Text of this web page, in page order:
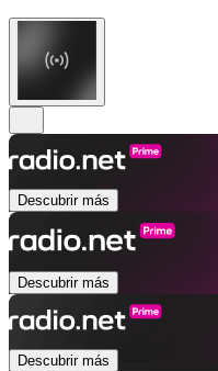
Descubrir más
Descubrir más
Descubrir más